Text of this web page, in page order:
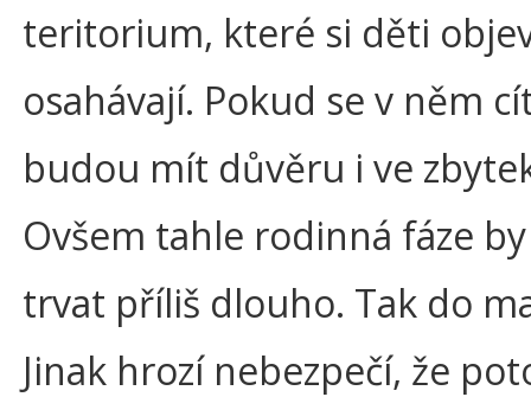
teritorium, které si děti
osahávají. Pokud se v něm
budou mít důvěru i ve
Ovšem tahle rodinná fáze
trvat příliš dlouho. Tak do
Jinak hrozí nebezpečí, že